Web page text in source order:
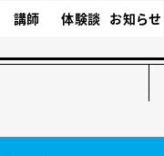
講師 体験談 お知らせ